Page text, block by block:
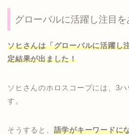
グローバルに活躍し注目を
ソヒさんは「グローバルに活躍し
定結果が出ました！
ソヒさんのホロスコープには、3
す。
そうすると、 語学がキーワードに